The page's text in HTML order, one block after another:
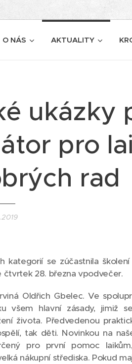
O NÁS AKTUALITY
ukázky
pro
rad
kategorií se zúčastnila
čtvrtek 28. března vpodvečer.
Oldřich Gbelec. Ve
všem hlavní zásady, jimiž
života. Předvedenou
tak děti. Novinkou na
pro první pomoc
nákupní střediska. Pokud